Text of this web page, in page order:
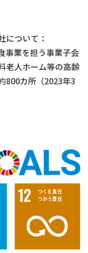
について：
事業を担う事業子会
老人ホーム等の高齢
800カ所（2023年3